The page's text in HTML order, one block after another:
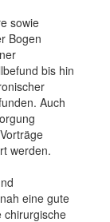
sowie
Bogen
bis hin
Auch
werden.
eine gute
chirurgische